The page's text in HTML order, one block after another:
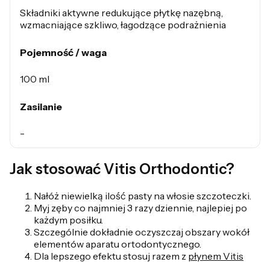
Składniki aktywne redukujące płytkę nazębną,
wzmacniające szkliwo, łagodzące podrażnienia
Pojemność / waga
100 ml
Zasilanie
-
Jak stosować Vitis Orthodontic?
Nałóż niewielką ilość pasty na włosie szczoteczki.
Myj zęby co najmniej 3 razy dziennie, najlepiej po
każdym posiłku.
Szczególnie dokładnie oczyszczaj obszary wokół
elementów aparatu ortodontycznego.
Dla lepszego efektu stosuj razem z płynem Vitis